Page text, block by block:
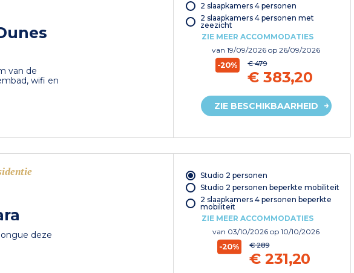
van de
wifi en
2 slaapkamers 4 personen
2 slaapkamers 4 personen met
zeezicht
ZIE MEER ACCOMMODATIES
van19/09/2026op 26/09/2026
-20% € 479
€ 383,20
ZIE BESCHIKBAARHEID
deze
Studio 2 personen
Studio 2 personen beperkte mobiliteit
2 slaapkamers 4 personen beperkte
mobiliteit
ZIE MEER ACCOMMODATIES
van 03/10/2026op 10/10/2026
-20% € 289
€ 231,20